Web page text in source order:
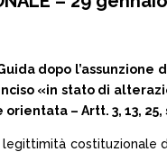
dopo
«in stato di
– Artt. 3, 13, 25,
costituzionale